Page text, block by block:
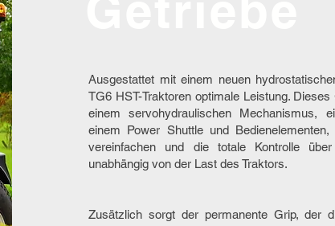
Ausgestattet mit einem neuen
TG6 HST-Traktoren optimale Leistung.
einem servohydraulischen Mechanismus,
einem Power Shuttle und
vereinfachen und die totale Kontrolle
unabhängig von der Last des Traktors.
Zusätzlich sorgt der permanente Grip, der